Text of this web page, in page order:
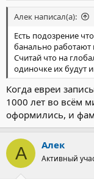
Алек написал(а):
Есть подозрение
банально работают
Считай что на
одиночке их будут
Когда евреи
1000 лет во всём
оформились, и
А Алек
Активный